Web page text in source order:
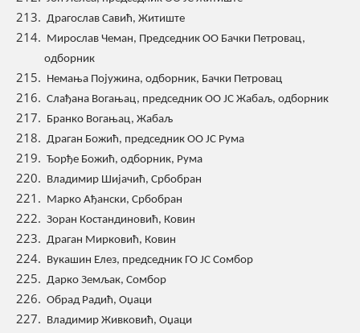
Драгослав Савић, Житиште
Мирослав Чеман, Председник ОО Бачки Петровац,
одборник
Немања Појужина, одборник, Бачки Петровац
Слађана Вогањац, председник ОО ЈС Жабаљ, одборник
Бранко Вогањац, Жабаљ
Драган Божић, председник ОО ЈС Рума
Ђорђе Божић, одборник, Рума
Владимир Шијачић, Србобран
Марко Ађански, Србобран
Зоран Костандиновић, Ковин
Драган Мирковић, Ковин
Вукашин Елез, председник ГО ЈС Сомбор
Дарко Земљак, Сомбор
Обрад Радић, Оџаци
Владимир Живковић, Оџаци